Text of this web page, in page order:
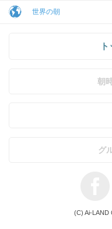
世界の朝
朝
グ
(C) Ai-LAND